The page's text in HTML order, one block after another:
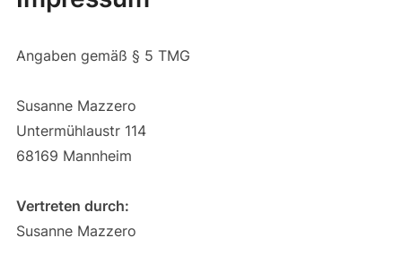
Angaben gemäß § 5 TMG
Susanne Mazzero
Untermühlaustr 114
68169 Mannheim
Vertreten durch:
Susanne Mazzero